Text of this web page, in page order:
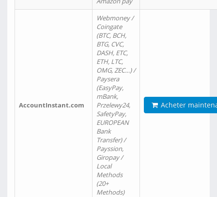
AccountInstant.com
Webmoney /
Coingate
(BTC, BCH,
BTG, CVC,
DASH, ETC,
ETH, LTC,
OMG, ZEC…) /
Paysera
(EasyPay,
mBank,
Przelewy24,
SafetyPay,
EUROPEAN
Bank
Transfer) /
Payssion,
Giropay /
Local
Methods
(20+
Methods)
Acheter